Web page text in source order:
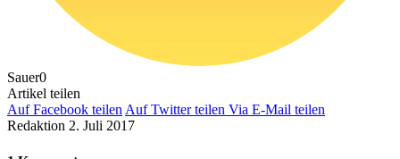
Sauer0
Artikel teilen
Auf Facebook teilen Auf Twitter teilen Via E-Mail teilen
Redaktion 2. Juli 2017